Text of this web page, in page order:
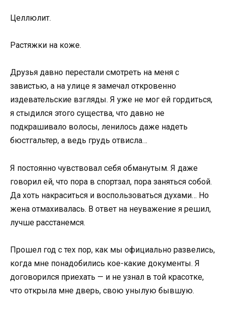
Целлюлит.
Растяжки на коже.
Друзья давно перестали смотреть на меня с
завистью, а на улице я замечал откровенно
издевательские взгляды. Я уже не мог ей гордиться,
я стыдился этого существа, что давно не
подкрашивало волосы, ленилось даже надеть
бюстгальтер, а ведь грудь отвисла…
Я постоянно чувствовал себя обманутым. Я даже
говорил ей, что пора в спортзал, пора заняться собой.
Да хоть накраситься и воспользоваться духами… Но
жена отмахивалась. В ответ на неуважение я решил,
лучше расстанемся.
Прошел год с тех пор, как мы официально развелись,
когда мне понадобились кое-какие документы. Я
договорился приехать — и не узнал в той красотке,
что открыла мне дверь, свою унылую бывшую.